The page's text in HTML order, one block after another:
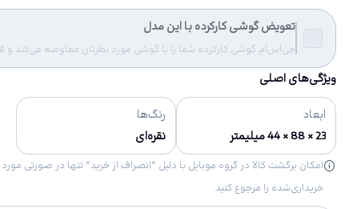
تعویض گوشی کارکرده با این مدل
جی‌اس‌ام گوشی کارکرده شما را با گوشی مورد نظرتان معاوضه می‌کند و
ویژگی‌های اصلی
ابعاد
23 × 88 × 44 میلیمتر
رنگ‌ها
نقره‌ای
خریداری‌شده را مرجوع کنید.